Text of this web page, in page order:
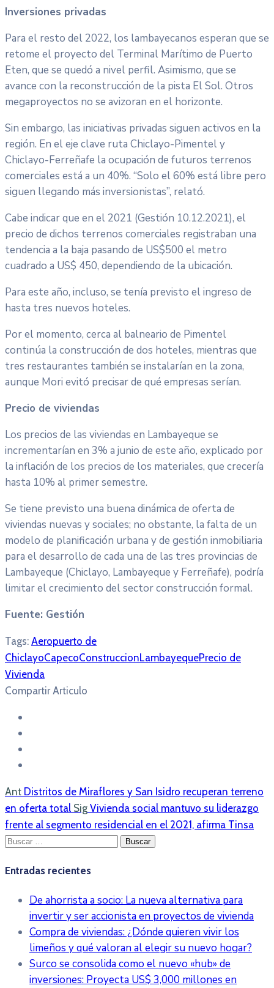
Inversiones privadas
Para el resto del 2022, los lambayecanos esperan que se
retome el proyecto del Terminal Marítimo de Puerto
Eten, que se quedó a nivel perfil. Asimismo, que se
avance con la reconstrucción de la pista El Sol. Otros
megaproyectos no se avizoran en el horizonte.
Sin embargo, las iniciativas privadas siguen activos en la
región. En el eje clave ruta Chiclayo-Pimentel y
Chiclayo-Ferreñafe la ocupación de futuros terrenos
comerciales está a un 40%. “Solo el 60% está libre pero
siguen llegando más inversionistas”, relató.
Cabe indicar que en el 2021 (Gestión 10.12.2021), el
precio de dichos terrenos comerciales registraban una
tendencia a la baja pasando de US$500 el metro
cuadrado a US$ 450, dependiendo de la ubicación.
Para este año, incluso, se tenía previsto el ingreso de
hasta tres nuevos hoteles.
Por el momento, cerca al balneario de Pimentel
continúa la construcción de dos hoteles, mientras que
tres restaurantes también se instalarían en la zona,
aunque Mori evitó precisar de qué empresas serían.
Precio de viviendas
Los precios de las viviendas en Lambayeque se
incrementarían en 3% a junio de este año, explicado por
la inflación de los precios de los materiales, que crecería
hasta 10% al primer semestre.
Se tiene previsto una buena dinámica de oferta de
viviendas nuevas y sociales; no obstante, la falta de un
modelo de planificación urbana y de gestión inmobiliaria
para el desarrollo de cada una de las tres provincias de
Lambayeque (Chiclayo, Lambayeque y Ferreñafe), podría
limitar el crecimiento del sector construcción formal.
Fuente: Gestión
Tags: Aeropuerto de
ChiclayoCapecoConstruccionLambayequePrecio de
Vivienda
Compartir Articulo
Ant Distritos de Miraflores y San Isidro recuperan terreno
en oferta total Sig Vivienda social mantuvo su liderazgo
frente al segmento residencial en el 2021, afirma Tinsa
Buscar:
Entradas recientes
De ahorrista a socio: La nueva alternativa para
invertir y ser accionista en proyectos de vivienda
Compra de viviendas: ¿Dónde quieren vivir los
limeños y qué valoran al elegir su nuevo hogar?
Surco se consolida como el nuevo «hub» de
inversiones: Proyecta US$ 3,000 millones en